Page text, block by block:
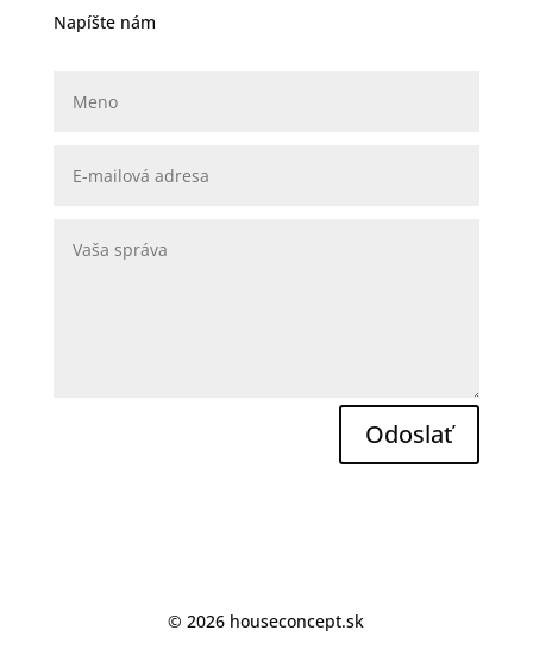
Napíšte nám
Odoslať
© 2026 houseconcept.sk